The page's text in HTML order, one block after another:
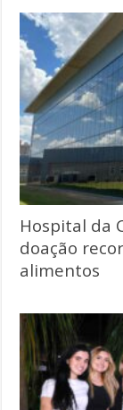
Hospital da
doação
alimentos